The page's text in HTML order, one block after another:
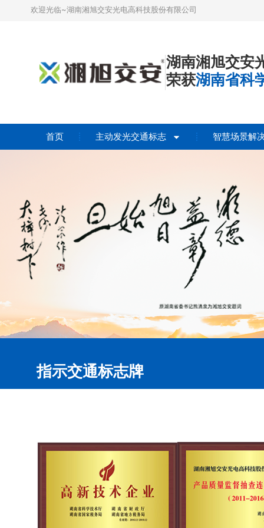
欢迎光临~湖南湘旭交安光电高科技股份有限公司
湖南湘旭交安
荣获湖南省科
首页 主动发光交通标志 智慧场景解
指示交通标志牌